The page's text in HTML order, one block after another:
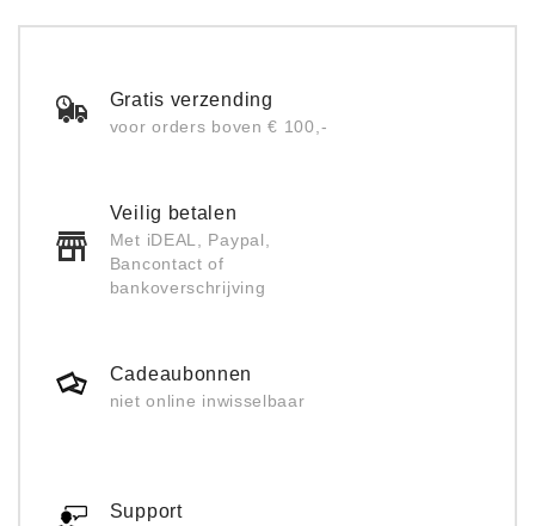
Gratis verzending
voor orders boven € 100,-
Veilig betalen
Met iDEAL, Paypal,
Bancontact of
bankoverschrijving
Cadeaubonnen
niet online inwisselbaar
Support